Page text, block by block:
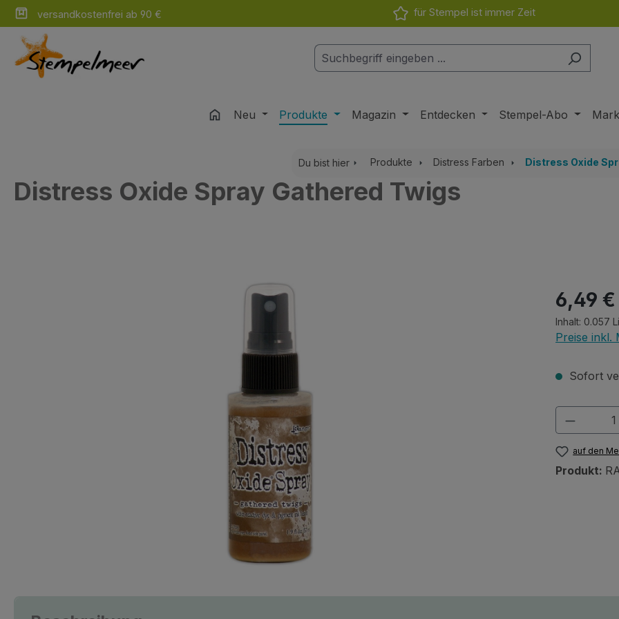
Hauptinhalt springen
Zur Suche springen
Zur Hauptnavigation springen
versandkostenfrei ab 90 € für Stempel ist immer Zeit
Neu Produkte Magazin Entdecken Stempel-Abo
Du bist hier Produkte Distress Farben Distress Oxide
Distress Oxide Spray Gathered Twigs
Regulärer
6,49 €
Inhalt: 0.057
Preise inkl.
Sofort
auf den
Produkt: